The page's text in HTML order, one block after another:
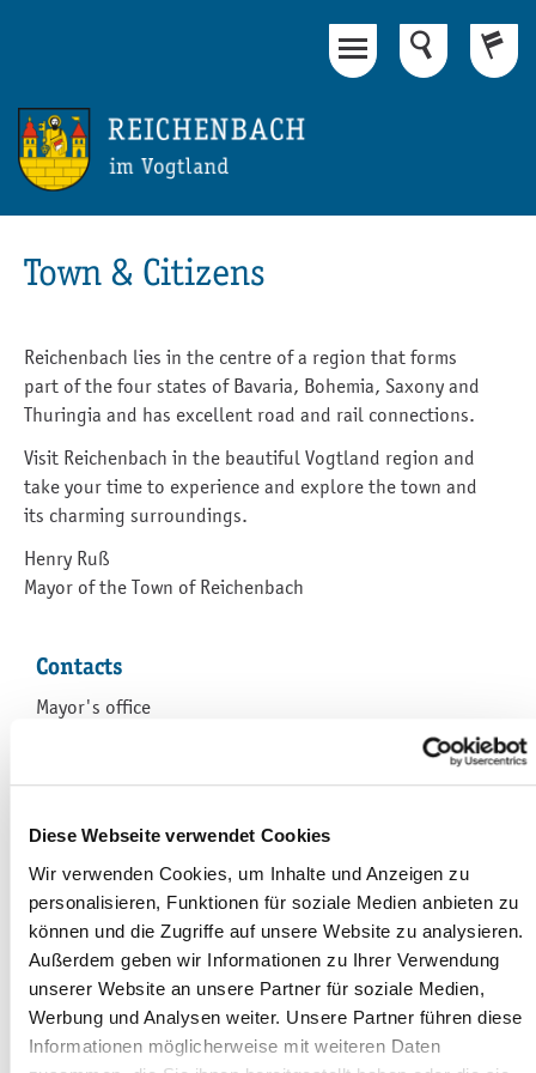
Diese Webseite verwendet Cookies
Wir verwenden Cookies, um Inhalte und Anzeigen zu
personalisieren, Funktionen für soziale Medien anbieten zu
können und die Zugriffe auf unsere Website zu analysieren.
Außerdem geben wir Informationen zu Ihrer Verwendung
unserer Website an unsere Partner für soziale Medien,
Werbung und Analysen weiter. Unsere Partner führen diese
Informationen möglicherweise mit weiteren Daten
Town & Citizens
Reichenbach lies in the centre of a region that forms
part of the four states of Bavaria, Bohemia, Saxony and
Thuringia and has excellent road and rail connections.
Visit Reichenbach in the beautiful Vogtland region and
take your time to experience and explore the town and
its charming surroundings.
Henry Ruß
Mayor of the Town of Reichenbach
Contacts
Mayor's office
08468 Reichenbach im Vogtland
+49 (0)3765 524-2001
+49 (0)3765 524-82001
Kontaktformular
Contacts
Citizen's administrative office